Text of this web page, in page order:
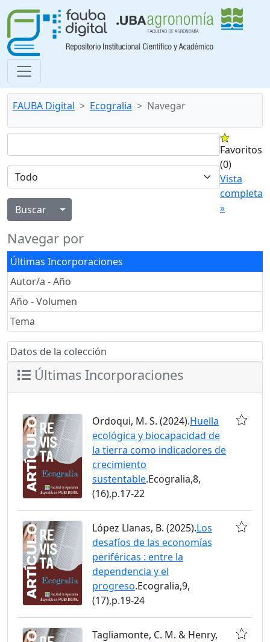
FAUBA Digital Ecogralia Navegar
Alternar menú desplegable
Favoritos
(0)
Vista
completa
»
Navegar por
Últimas Incorporaciones
Autor/a - Año
Año - Volumen
Tema
Datos de la colección
Últimas Incorporaciones
Ordoqui, M. S. (2024).Huella
ecológica y biocapacidad de
la tierra como indicadores de
crecimiento
sustentable.Ecogralia,8,
(16),p.17-22
López Llanas, B. (2025).Los
desafíos de las economías
periféricas : entre la
dependencia y el
progreso.Ecogralia,9,
(17),p.19-24
Tagliamonte, C. M. & Henry,